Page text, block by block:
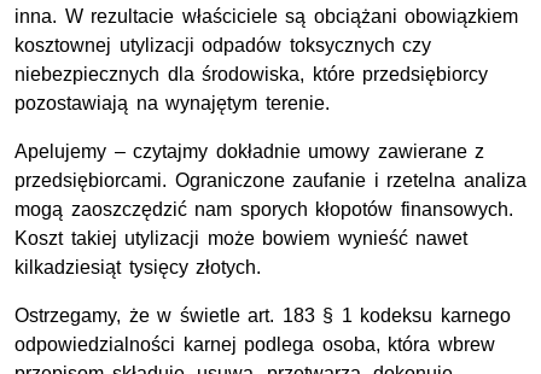
inna. W rezultacie właściciele są obciążani obowiązkiem
kosztownej utylizacji odpadów toksycznych czy
niebezpiecznych dla środowiska, które przedsiębiorcy
pozostawiają na wynajętym terenie.
Apelujemy – czytajmy dokładnie umowy zawierane z
przedsiębiorcami. Ograniczone zaufanie i rzetelna analiza
mogą zaoszczędzić nam sporych kłopotów finansowych.
Koszt takiej utylizacji może bowiem wynieść nawet
kilkadziesiąt tysięcy złotych.
Ostrzegamy, że w świetle art. 183 § 1 kodeksu karnego
odpowiedzialności karnej podlega osoba, która wbrew